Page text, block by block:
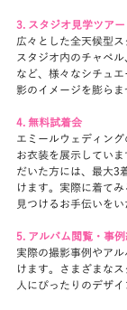
3. スタジオ見学ツアー
広々とした全天候型ス
スタジオ内のチャペ
など、様々なシチュ
影のイメージを膨らま
4. 無料試着会
エミールウェディン
お衣装を展示してい
だいた方には、最大3
けます。実際に着て
見つけるお手伝いをい
5. アルバム閲覧・事
実際の撮影事例やア
けます。さまざまな
人にぴったりのデザイ